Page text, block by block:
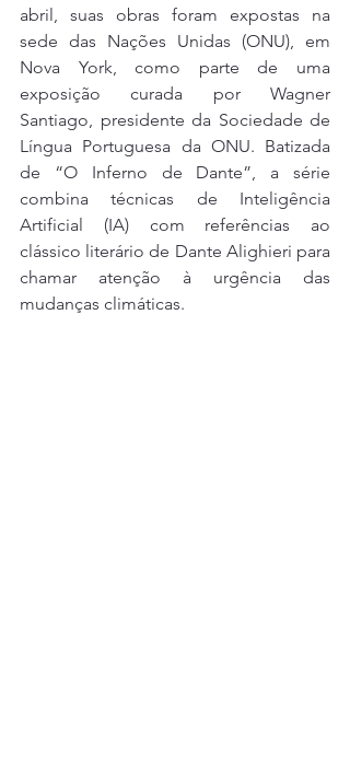
abril, suas obras foram expostas na
sede das Nações Unidas (ONU), em
Nova York, como parte de uma
exposição curada por Wagner
Santiago, presidente da Sociedade de
Língua Portuguesa da ONU. Batizada
de “O Inferno de Dante”, a série
combina técnicas de Inteligência
Artificial (IA) com referências ao
clássico literário de Dante Alighieri para
chamar atenção à urgência das
mudanças climáticas.